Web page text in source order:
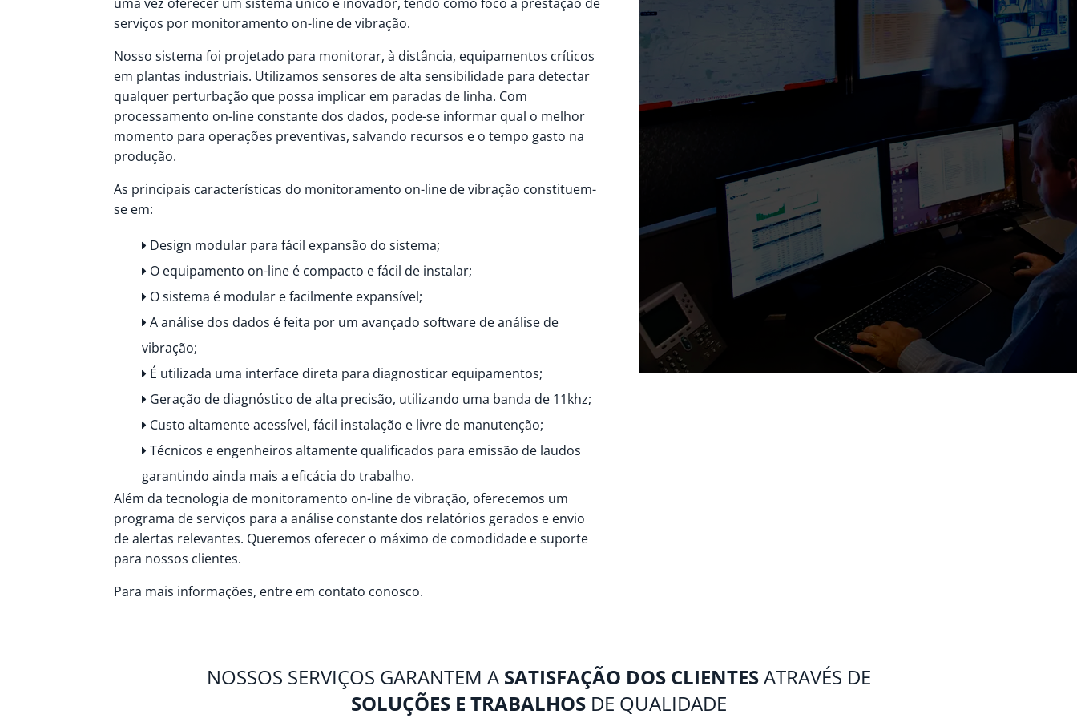
serviços por monitoramento on-line de vibração.
Nosso sistema foi projetado para monitorar, à distância, equipamentos críticos
em plantas industriais. Utilizamos sensores de alta sensibilidade para detectar
qualquer perturbação que possa implicar em paradas de linha. Com
processamento on-line constante dos dados, pode-se informar qual o melhor
momento para operações preventivas, salvando recursos e o tempo gasto na
produção.
As principais características do monitoramento on-line de vibração constituem-
se em:
Design modular para fácil expansão do sistema;
O equipamento on-line é compacto e fácil de instalar;
O sistema é modular e facilmente expansível;
A análise dos dados é feita por um avançado software de análise de
vibração;
É utilizada uma interface direta para diagnosticar equipamentos;
Geração de diagnóstico de alta precisão, utilizando uma banda de 11khz;
Custo altamente acessível, fácil instalação e livre de manutenção;
Técnicos e engenheiros altamente qualificados para emissão de laudos
garantindo ainda mais a eficácia do trabalho.
Além da tecnologia de monitoramento on-line de vibração, oferecemos um
programa de serviços para a análise constante dos relatórios gerados e envio
de alertas relevantes. Queremos oferecer o máximo de comodidade e suporte
para nossos clientes.
Para mais informações, entre em contato conosco.
NOSSOS SERVIÇOS GARANTEM A SATISFAÇÃO DOS CLIENTESATRAVÉS DE
SOLUÇÕES E TRABALHOSDE QUALIDADE